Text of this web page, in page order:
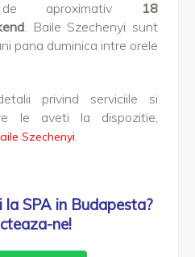
18
Baile Szechenyi sunt
pana duminica intre orele
privind serviciile si
le aveti la dispozitie,
Szechenyi
SPA in Budapesta?
ne!